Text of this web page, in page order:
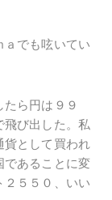
ａでも呟いてい
ら円は９９
飛び出した。私
貨として買われ
であることに変
２５５０、いい